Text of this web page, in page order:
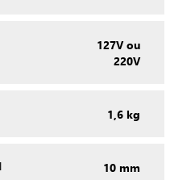
127V ou
220V
1,6 kg
10 mm